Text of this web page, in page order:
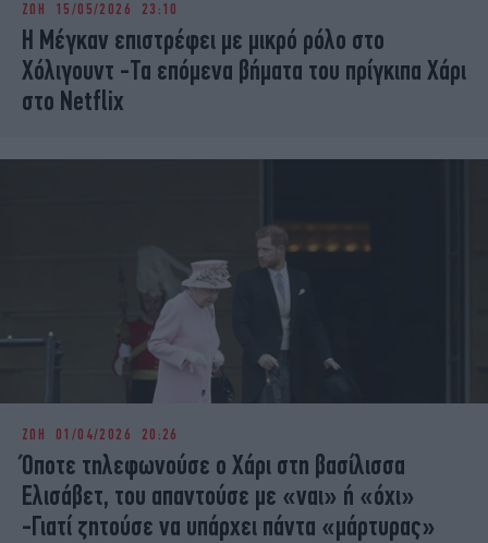
iBOOKS
OSCARS
THE OCEAN
MEDIA
ELAMEFORA
ΖΩΗ 15/05/2026 23:10
Η Μέγκαν επιστρέφει με μικρό ρόλο στο
Χόλιγουντ -Τα επόμενα βήματα του πρίγκιπα Χάρι
στο Netflix
ΖΩΗ 01/04/2026 20:26
Όποτε τηλεφωνούσε ο Χάρι στη βασίλισσα
Ελισάβετ, του απαντούσε με «ναι» ή «όχι»
-Γιατί ζητούσε να υπάρχει πάντα «μάρτυρας»